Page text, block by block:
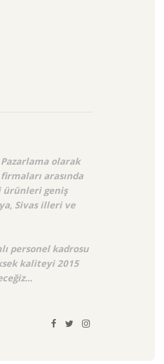
olarak
arasında
ürünleri geniş
Sivas illeri ve
personel kadrosu
kaliteyi 2015